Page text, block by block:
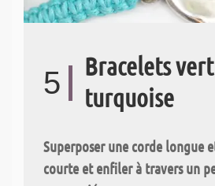
5
Bracelets
turquoise
Superposer une corde longue
courte et enfiler à travers un